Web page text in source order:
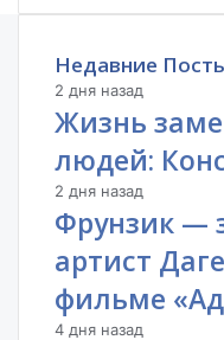
Недавние
2 дня назад
Жизнь
людей:
2 дня назад
Фрунзик —
артист
фильме
4 дня назад